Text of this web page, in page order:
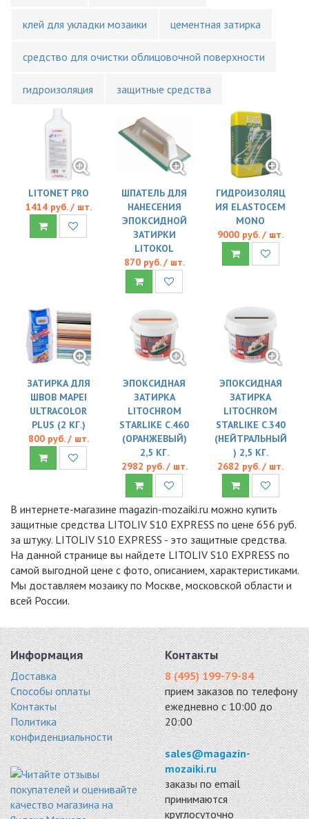
клей для укладки мозаики цементная затирка
средство для очистки облицовочной поверхности
гидроизоляция защитные средства
LITONET PRO
1414 руб. / шт.
ШПАТЕЛЬ ДЛЯ
НАНЕСЕНИЯ
ЭПОКСИДНОЙ
ЗАТИРКИ
LITOKOL
870 руб. / шт.
ГИДРОИЗОЛЯЦ
ИЯ ELASTOCEM
MONO
9000 руб. / шт.
ЗАТИРКА ДЛЯ
ШВОВ MAPEI
ULTRACOLOR
PLUS (2 КГ.)
800 руб. / шт.
ЭПОКСИДНАЯ
ЗАТИРКА
LITOCHROM
STARLIKE C.460
(ОРАНЖЕВЫЙ)
2,5 КГ.
2982 руб. / шт.
ЭПОКСИДНАЯ
ЗАТИРКА
LITOCHROM
STARLIKE C.340
(НЕЙТРАЛЬНЫЙ
) 2,5 КГ.
2682 руб. / шт.
В интернете-магазине magazin-mozaiki.ru можно купить
защитные средства LITOLIV S10 EXPRESS по цене 656 руб.
за штуку. LITOLIV S10 EXPRESS - это защитные средства.
На данной странице вы найдете LITOLIV S10 EXPRESS по
самой выгодной цене с фото, описанием, характеристиками.
Мы доставляем мозаику по Москве, московской области и
всей России.
Информация
Доставка
Способы оплаты
Контакты
Политика
конфиденциальности
Контакты
8 (495) 199-79-84
прием заказов по телефону
ежедневно с 10:00 до
20:00
sales@magazin-
mozaiki.ru
заказы по email
принимаются
круглосуточно